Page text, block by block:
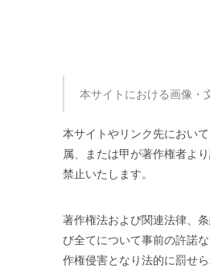
本サイトにおける画像・
本サイトやリンク先におい
属、または甲が著作権者よ
禁止いたします。
著作権法および関連法律、
び全てについて事前の許諾
作権侵害となり法的に罰せ